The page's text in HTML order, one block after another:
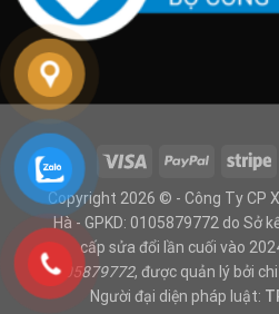
Copyright 2026 © - Công Ty CP
Hà - GPKD: 0105879772 do Sở
cấp sửa đổi lần cuối vào
0105879772, được quản lý bởi
Người đại diện pháp luật: